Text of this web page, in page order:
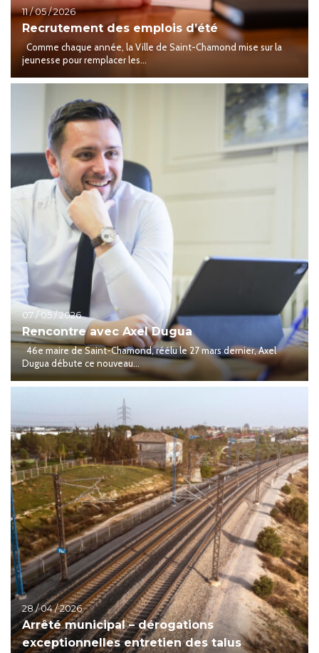
11 / 05 / 2026
Recrutement des emplois d’été
Comme chaque année, la Ville de Saint-Chamond mise sur la
jeunesse pour remplacer les...
07 / 05 / 2026
Rencontre avec Axel Dugua
46e maire de Saint-Chamond, réélu le 27 mars dernier, Axel
Dugua débute ce nouveau...
28 / 04 / 2026
Arrêté municipal – dérogations
exceptionnelles entretien des talus